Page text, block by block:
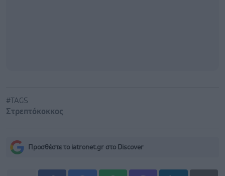
#TAGS
Στρεπτόκοκκος
Προσθέστε το iatronet.gr στο Discover